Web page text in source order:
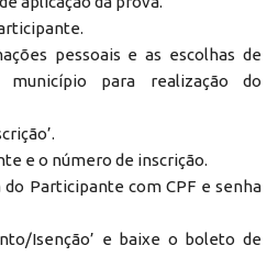
pessoais e as escolhas de
município para realização do
e o número de inscrição.
do Participante com CPF e senha
Isenção’ e baixe o boleto de